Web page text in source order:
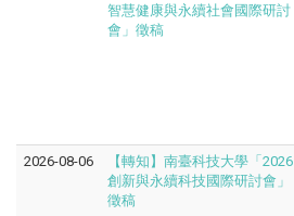
智慧健康與永續社會國際研討
會」徵稿
2026-08-06
【轉知】南臺科技大學「2026
創新與永續科技國際研討會」
徵稿